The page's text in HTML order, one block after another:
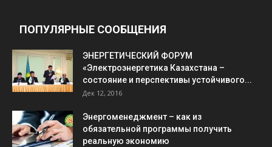
ПОПУЛЯРНЫЕ СООБЩЕНИЯ
ЭНЕРГЕТИЧЕСКИЙ ФОРУМ
«Электроэнергетика Казахстана –
состояние и перспективы устойчивого...
Дек 12, 2016
Энергоменеджмент – как из
обязательной программы получить
реальную экономию